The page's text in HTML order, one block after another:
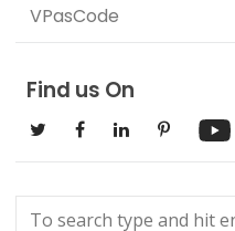
VPasCode
Find us On